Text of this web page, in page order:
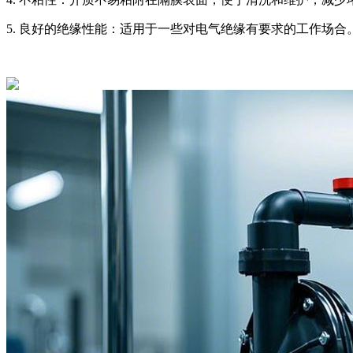
5. 良好的绝缘性能：适用于一些对电气绝缘有要求的工作场合